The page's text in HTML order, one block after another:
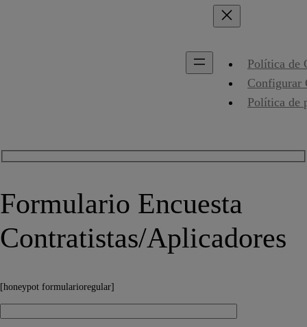
Política de
Configurar
Política de
Formulario Encuesta
Contratistas/Aplicadores
[honeypot formularioregular]